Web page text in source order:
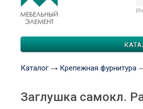
Каталог Крепежная фурнитура
Заглушка самокл.